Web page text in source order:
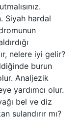
Siyah hardal
nelere iyi gelir?
burun
Analjezik
yardımcı olur.
bel ve diz
sulandırır mı?